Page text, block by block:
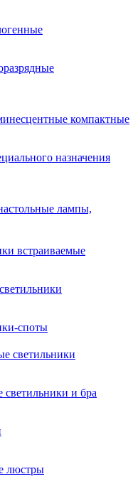
компактные
назначения
лампы,
встраиваемые
споты
светильники
светильники и бра
люстры